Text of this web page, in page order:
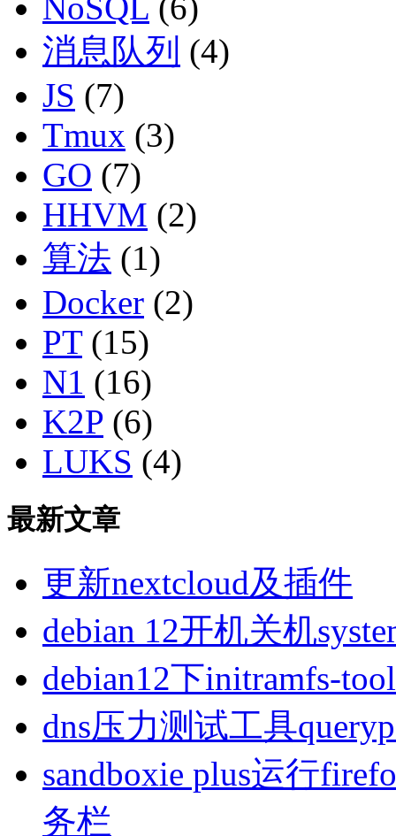
消息队列 (4)
JS (7)
Tmux (3)
GO (7)
HHVM (2)
算法 (1)
Docker (2)
PT(15)
N1 (16)
K2P (6)
LUKS (4)
最新文章
更新nextcloud及插件
debian 12开机关机
debian12下initramfs-
dns压力测试工具
sandboxie plus运行
务栏